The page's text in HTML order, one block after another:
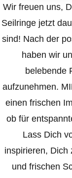
Wir freuen uns,
Seilringe jetzt
sind! Nach der
haben wir
belebende
aufzunehmen.
einen frischen
ob für
Lass Dich
inspirieren, Dich
und frischen